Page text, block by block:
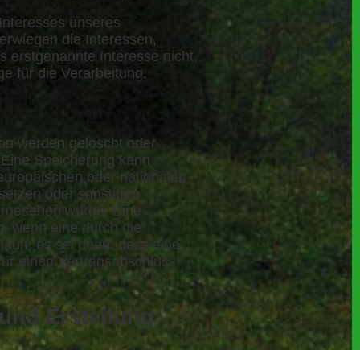
unseres
die Interessen,
erstgenannte Interesse nicht,
für die Verarbeitung.
werden gelöscht oder
Speicherung kann
oder nationalen
oder sonstigen
wurde. Eine
wenn eine durch die
es sei denn, dass eine
einen Vertragsabschluss
Erstellung